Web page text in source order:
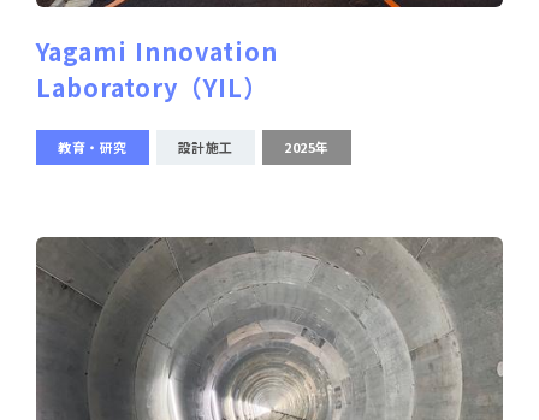
Yagami Innovation
Laboratory（YIL）
教育・研究 設計施工 2025年